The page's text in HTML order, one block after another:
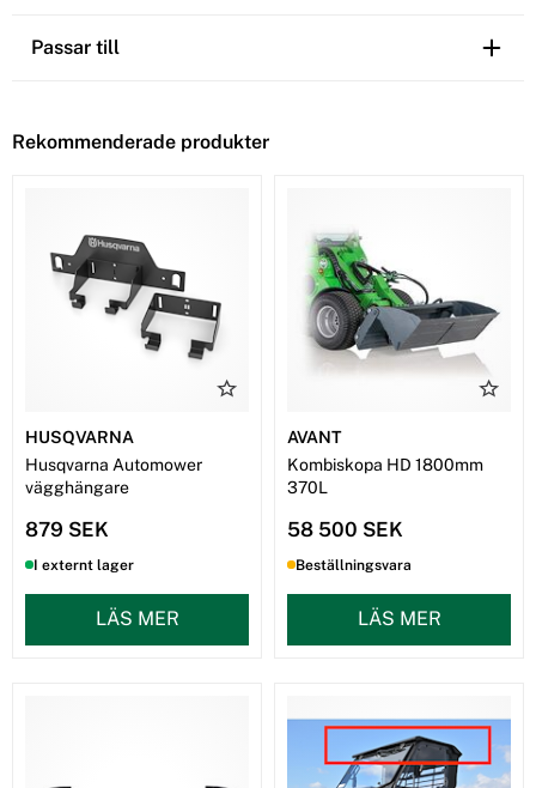
Passar till
Rekommenderade produkter
HUSQVARNA
Husqvarna Automower
vägghängare
879 SEK
I externt lager
LÄS MER
AVANT
Kombiskopa HD 1800mm
370L
58 500 SEK
Beställningsvara
LÄS MER